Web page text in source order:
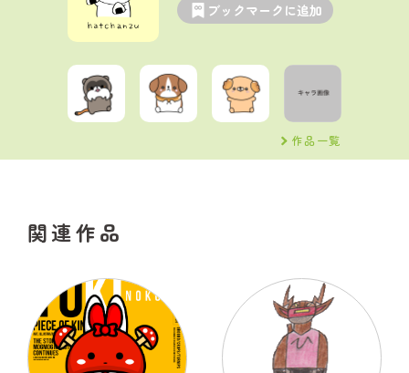
ブックマークに追加
作品一覧
関連作品